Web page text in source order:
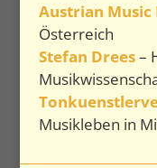
Austrian
Österreich
Stefan Drees–
Musikleben in